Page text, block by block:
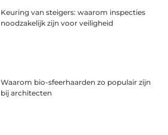
Keuring van steigers: waarom inspecties
noodzakelijk zijn voor veiligheid
Waarom bio-sfeerhaarden zo populair zijn
bij architecten